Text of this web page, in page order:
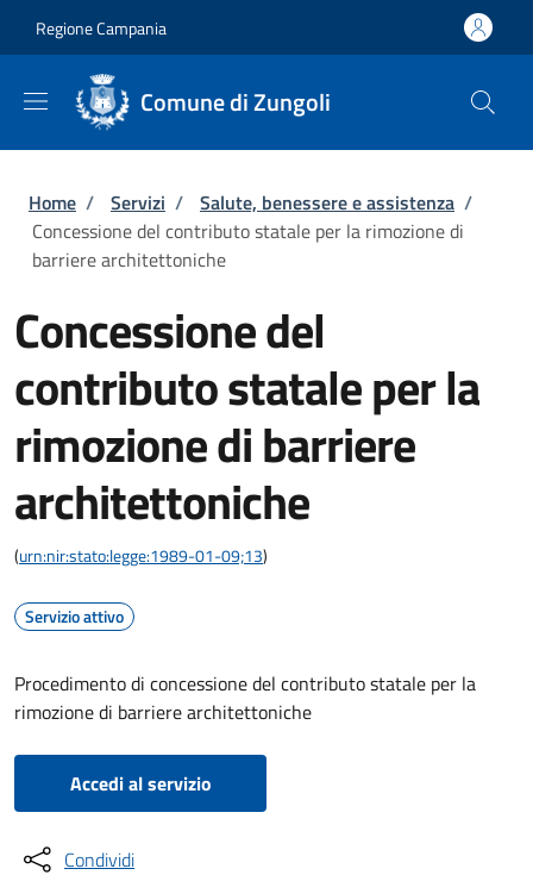
Regione Campania
Comune di Zungoli
Briciole di pane
Home / Servizi / Salute, benessere e assistenza /
Concessione del contributo statale per la rimozione di
barriere architettoniche
Concessione del
contributo statale per la
rimozione di barriere
architettoniche
(urn:nir:stato:legge:1989-01-09;13)
Servizio attivo
Procedimento di concessione del contributo statale per la
rimozione di barriere architettoniche
Accedi al servizio
Condividi